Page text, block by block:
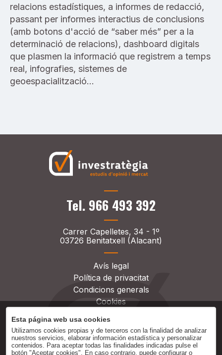
relacions estadístiques, a informes de redacció,
passant per informes interactius de conclusions
(amb botons d'acció de “saber més” per a la
determinació de relacions), dashboard digitals
que plasmen la informació que registrem a temps
real, infografies, sistemes de
geoespacialització…
Tel. 966 493 392
Carrer Capelletes, 34 - 1º
03726 Benitatxell (Alacant)
Avís legal
Política de privacitat
Condicions generals
Cookies
Esta página web usa cookies
Utilizamos cookies propias y de terceros con la finalidad de analizar
nuestros servicios, elaborar información estadística y personalizar
contenidos. Para aceptar todas las finalidades indicadas pulse el
botón "Aceptar cookies". En caso contrario, puede configurar o